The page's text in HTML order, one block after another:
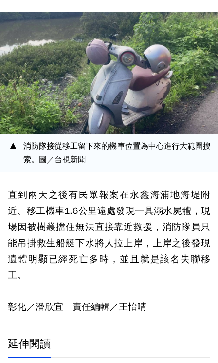
消防隊接從移工留下來的機車位置為中心進行大範圍搜
索。圖／台視新聞
直到兩天之後有民眾報案在永鑫海浦地海堤附
近、移工機車1.6公里遠處發現一具溺水屍體，現
場因被樹叢擋住無法直接靠近救援，消防隊員只
能吊掛救生船艇下水將人拉上岸，上岸之後發現
遺體明顯已經死亡多時，並且就是該名失聯移
工。
彰化／潘欣宜 責任編輯／王怡晴
延伸閱讀